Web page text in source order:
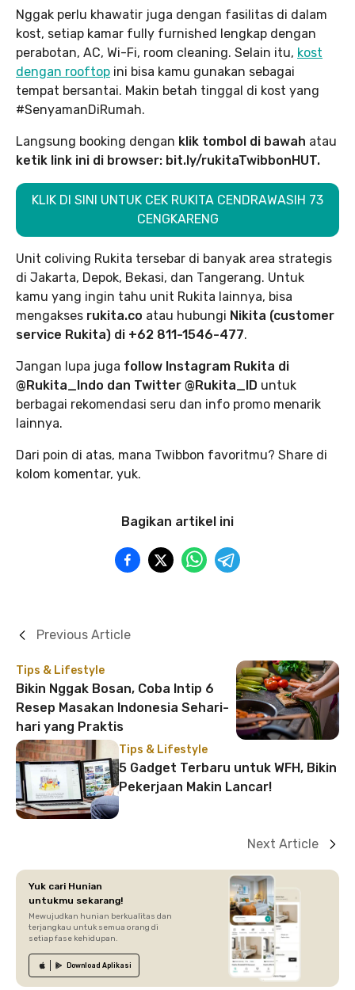
Nggak perlu khawatir juga dengan fasilitas di dalam
kost, setiap kamar fully furnished lengkap dengan
perabotan, AC, Wi-Fi, room cleaning. Selain itu, kost
dengan rooftop ini bisa kamu gunakan sebagai
tempat bersantai. Makin betah tinggal di kost yang
#SenyamanDiRumah.
Langsung booking dengan klik tombol di bawah atau
ketik link ini di browser: bit.ly/rukitaTwibbonHUT.
KLIK DI SINI UNTUK CEK RUKITA CENDRAWASIH 73
CENGKARENG
Unit coliving Rukita tersebar di banyak area strategis
di Jakarta, Depok, Bekasi, dan Tangerang. Untuk
kamu yang ingin tahu unit Rukita lainnya, bisa
mengakses rukita.co atau hubungi Nikita (customer
service Rukita) di +62 811-1546-477.
Jangan lupa juga follow Instagram Rukita di
@Rukita_Indo dan Twitter @Rukita_ID untuk
berbagai rekomendasi seru dan info promo menarik
lainnya.
Dari poin di atas, mana Twibbon favoritmu? Share di
kolom komentar, yuk.
Bagikan artikel ini
Tips & Lifestyle
Bikin Nggak Bosan, Coba Intip 6
Resep Masakan Indonesia Sehari-
hari yang Praktis
Previous Article
Tips & Lifestyle
5 Gadget Terbaru untuk WFH, Bikin
Pekerjaan Makin Lancar!
Next Article
Yuk cari Hunian
untukmu sekarang!
Mewujudkan hunian berkualitas dan
terjangkau untuk semua orang di
setiap fase kehidupan.
Download Aplikasi